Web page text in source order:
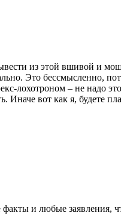
из этой вшивой и
Это бессмысленно,
лохотроном – не надо
Иначе вот как я, будете
и любые заявления,